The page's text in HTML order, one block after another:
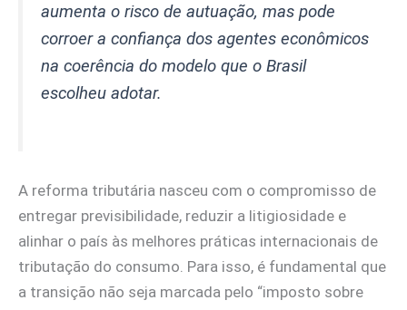
aumenta o risco de autuação, mas pode
corroer a confiança dos agentes econômicos
na coerência do modelo que o Brasil
escolheu adotar.
A reforma tributária nasceu com o compromisso de
entregar previsibilidade, reduzir a litigiosidade e
alinhar o país às melhores práticas internacionais de
tributação do consumo. Para isso, é fundamental que
a transição não seja marcada pelo “imposto sobre